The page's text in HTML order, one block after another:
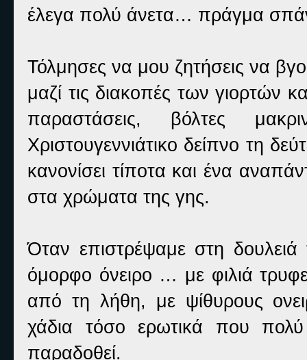
έλεγα πολύ άνετα… πράγμα
Τόλμησες να μου ζητήσεις να
μαζί τις διακοπές των γιορτών
παραστάσεις, βόλτες
Χριστουγεννιάτικο δείπνο τη
κανονίσει τίποτα και ένα
στα χρώματα της γης.
Όταν επιστρέψαμε στη δουλειά
όμορφο όνειρο … με φιλιά
από τη λήθη, με ψίθυρους
χάδια τόσο ερωτικά που
παραδοθεί.